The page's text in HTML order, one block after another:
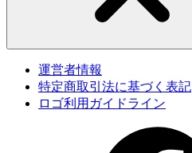
運営者情報
特定商取引法に基づく表記
ロゴ利用ガイドライン